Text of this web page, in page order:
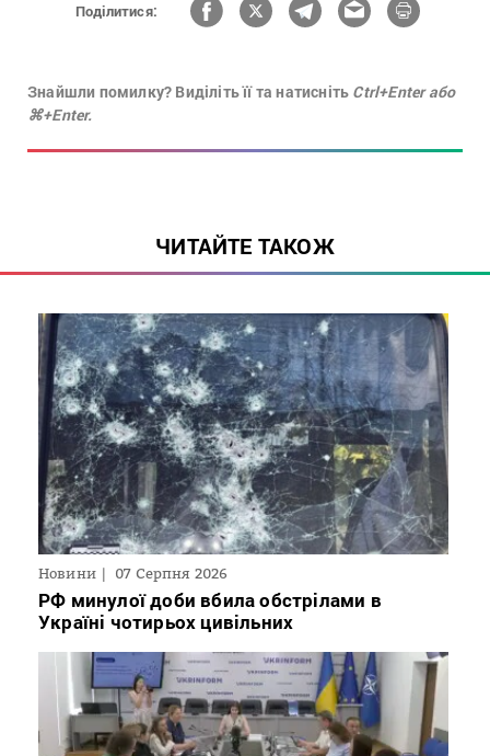
Поділитися:
Знайшли помилку? Виділіть її та натисніть Ctrl+Enter або
⌘+Enter.
ЧИТАЙТЕ ТАКОЖ
Новини 07 Серпня 2026
РФ минулої доби вбила обстрілами в
Україні чотирьох цивільних